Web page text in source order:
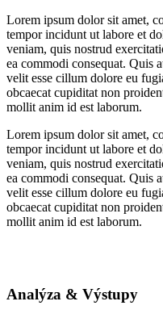
Lorem ipsum dolor sit amet,
tempor incidunt ut labore et
veniam, quis nostrud
ea commodi consequat. Quis
velit esse cillum dolore eu
obcaecat cupiditat non
mollit anim id est laborum.
Lorem ipsum dolor sit amet,
tempor incidunt ut labore et
veniam, quis nostrud
ea commodi consequat. Quis
velit esse cillum dolore eu
obcaecat cupiditat non
mollit anim id est laborum.
Analýza & Výstupy